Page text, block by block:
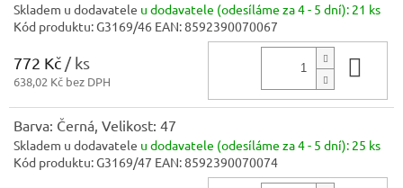
Skladem u dodavatele u dodavatele (odesíláme za 4 - 5 dní): 21 ks
Kód produktu:G3169/46 EAN:8592390070067
772 Kč / ks
638,02 Kč bez DPH
Barva: Černá, Velikost: 47
Skladem u dodavatele u dodavatele (odesíláme za 4 - 5 dní): 25 ks
Kód produktu:G3169/47 EAN:8592390070074